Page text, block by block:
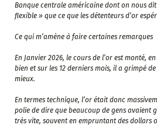
Banque centrale américaine dont on nous dit
flexible » que ce que les détenteurs d’or
Ce qui m’amène à faire certaines remarques
En Janvier 2026, le cours de l’or est monté,
bien et sur les 12 derniers mois, il a grimpé
mieux.
En termes technique, l’or était donc
polie de dire que beaucoup de gens avaient
très vite, souvent en empruntant des dollars